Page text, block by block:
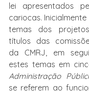
lei apresentados
cariocas.
temas dos
títulos das
da CMRJ, em
Administração
se referem ao